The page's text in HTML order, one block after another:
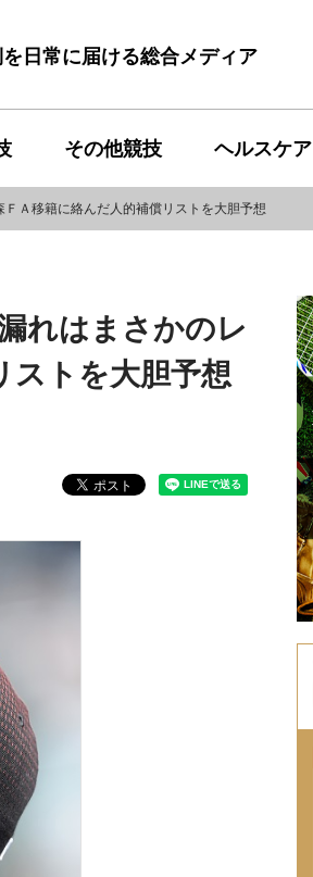
日常に届ける総合メディア
その他競技 ヘルスケア
Ａ移籍に絡んだ人的補償リストを大胆予想
れはまさかのレ
ストを大胆予想